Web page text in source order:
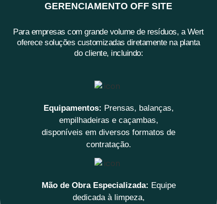
GERENCIAMENTO OFF SITE
Para empresas com grande volume de resíduos, a Wert
oferece soluções customizadas diretamente na planta
do cliente, incluindo:
Equipamentos: Prensas, balanças,
empilhadeiras e caçambas,
disponíveis em diversos formatos de
contratação.
Mão de Obra Especializada: Equipe
dedicada à limpeza,